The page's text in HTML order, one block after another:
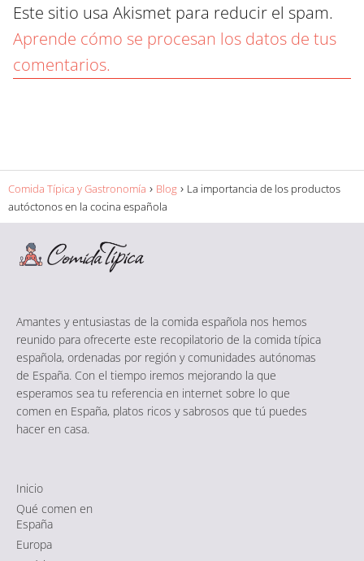
Este sitio usa Akismet para reducir el spam.
Aprende cómo se procesan los datos de tus
comentarios.
Comida Típica y Gastronomía Blog
La importancia de los productos
autóctonos en la cocina española
Amantes y entusiastas de la comida española nos hemos
reunido para ofrecerte este recopilatorio de la comida típica
española, ordenadas por región y comunidades autónomas
de España. Con el tiempo iremos mejorando la que
esperamos sea tu referencia en internet sobre lo que
comen en España, platos ricos y sabrosos que tú puedes
hacer en casa.
Inicio
Qué comen en
España
Europa